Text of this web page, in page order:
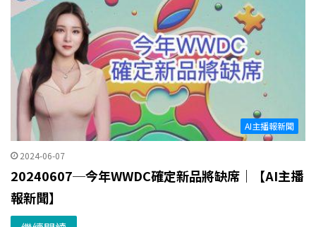
AI主播報新聞
2024-06-07
20240607─今年WWDC確定新品將缺席｜【AI主播
報新聞】